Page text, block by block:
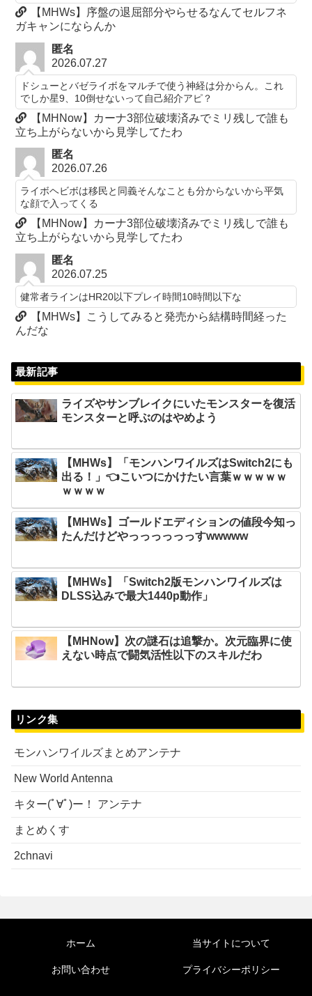
【MHWs】序盤の退屈部分やらせるなんてセルフネ
ガキャンにならんか
匿名
2026.07.27
ドシューとバゼライボをマルチで使う神経は分からん。これ
でしか星9、10倒せないって自己紹介アピ？
【MHNow】カーナ3部位破壊済みでミリ残しで誰も
立ち上がらないから見学してたわ
匿名
2026.07.26
ライボヘビボは移民と同義そんなことも分からないから平気
な顔で入ってくる
【MHNow】カーナ3部位破壊済みでミリ残しで誰も
立ち上がらないから見学してたわ
匿名
2026.07.25
健常者ラインはHR20以下プレイ時間10時間以下な
【MHWs】こうしてみると発売から結構時間経った
んだな
最新記事
ライズやサンブレイクにいたモンスターを復活
モンスターと呼ぶのはやめよう
【MHWs】「モンハンワイルズはSwitch2にも
出る！」👈こいつにかけたい言葉ｗｗｗｗｗ
ｗｗｗｗ
【MHWs】ゴールドエディションの値段今知っ
たんだけどやっっっっっっすwwwww
【MHWs】「Switch2版モンハンワイルズは
DLSS込みで最大1440p動作」
【MHNow】次の謎石は追撃か。次元臨界に使
えない時点で闘気活性以下のスキルだわ
リンク集
モンハンワイルズまとめアンテナ
New World Antenna
キター(ﾟ∀ﾟ)ー！ アンテナ
まとめくす
2chnavi
ホーム 当サイトについて
お問い合わせ プライバシーポリシー